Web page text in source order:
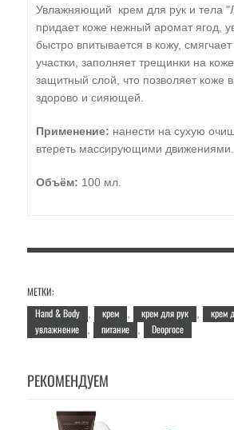
Увлажняющий крем для рук и тела
придает коже нежный аромат ягод,
быстро впитывается в кожу,
участки, заполняет трещинки на
защитный слой, что позволяет коже
здорово и сияющей.
Применение: нанести на сухую
втереть массирующими движениями.
Объём: 100 мл.
МЕТКИ:
Hand & Body
крем крем для рук крем
увлажнение питание Deoproce
РЕКОМЕНДУЕМ